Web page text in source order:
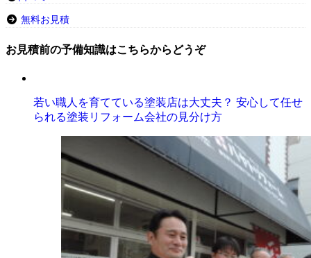
無料お見積
お見積前の予備知識はこちらからどうぞ
若い職人を育てている塗装店は大丈夫？ 安心して任せ
られる塗装リフォーム会社の見分け方